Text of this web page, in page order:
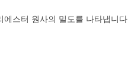
스터 원사의 밀도를 나타냅니